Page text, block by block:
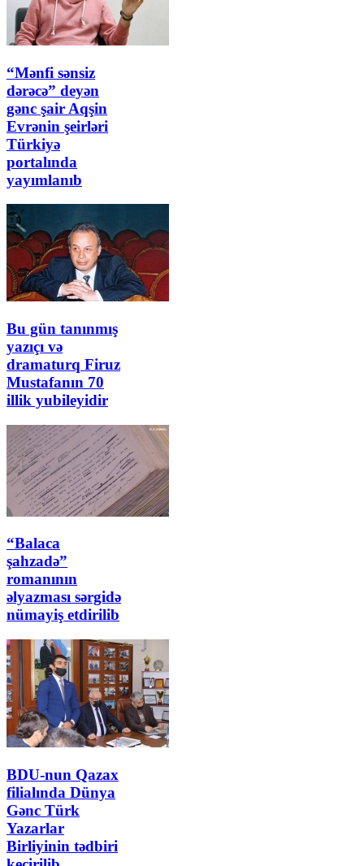
“Mənfi sənsiz
dərəcə” deyən
gənc şair Aqşin
Evrənin şeirləri
Türkiyə
portalında
yayımlanıb
Bu gün tanınmış
yazıçı və
dramaturq Firuz
Mustafanın 70
illik yubileyidir
“Balaca
şahzadə”
romanının
əlyazması sərgidə
nümayiş etdirilib
BDU-nun Qazax
filialında Dünya
Gənc Türk
Yazarlar
Birliyinin tədbiri